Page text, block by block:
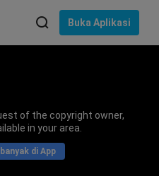
Buka Aplikasi
of the copyright owner,
in your area.
di App